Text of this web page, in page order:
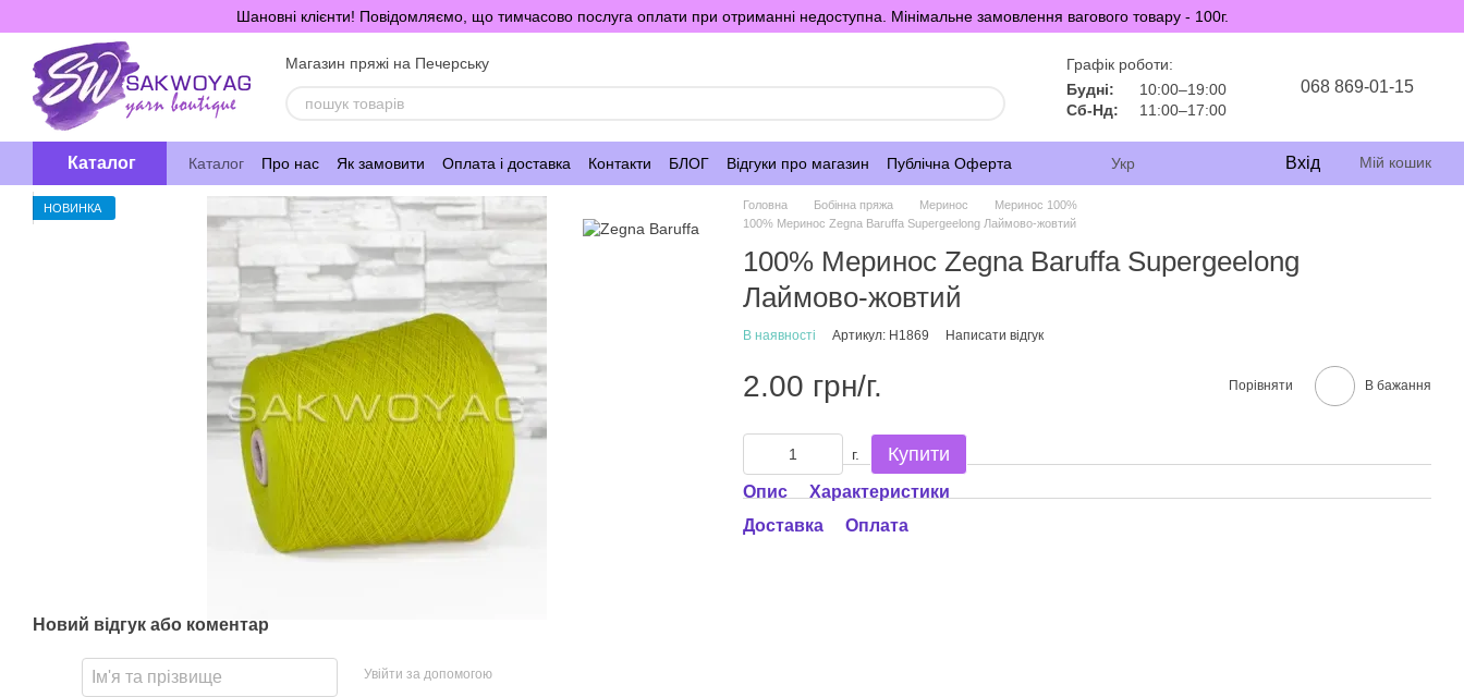
Перейти до основного контентуШановні клієнти! Повідомляємо, що тимчасово послуга оплати при отриманні недоступна. Мінімальне замовлення вагового товару - 100г.
Магазин пряжі на Печерську
Графік роботи:
Будні:
10:00–19:00
Сб-Нд:
11:00–17:00
068 869-01-15
Каталог Каталог Про нас Як замовити Оплата і доставка Контакти БЛОГ Відгуки про магазин Публічна Оферта Укр Вхід Мій кошик
НОВИНКА
Новий відгук або коментар
Увійти за допомогою
Головна Бобінна пряжа Меринос
Меринос 100%
100% Меринос Zegna Baruffa Supergeelong Лаймово-жовтий
100% Меринос Zegna Baruffa Supergeelong
Лаймово-жовтий
В наявності Артикул: H1869 Написати відгук
2.00 грн/г. Порівняти В бажання
г. Купити
Опис
Характеристики
Доставка
Оплата